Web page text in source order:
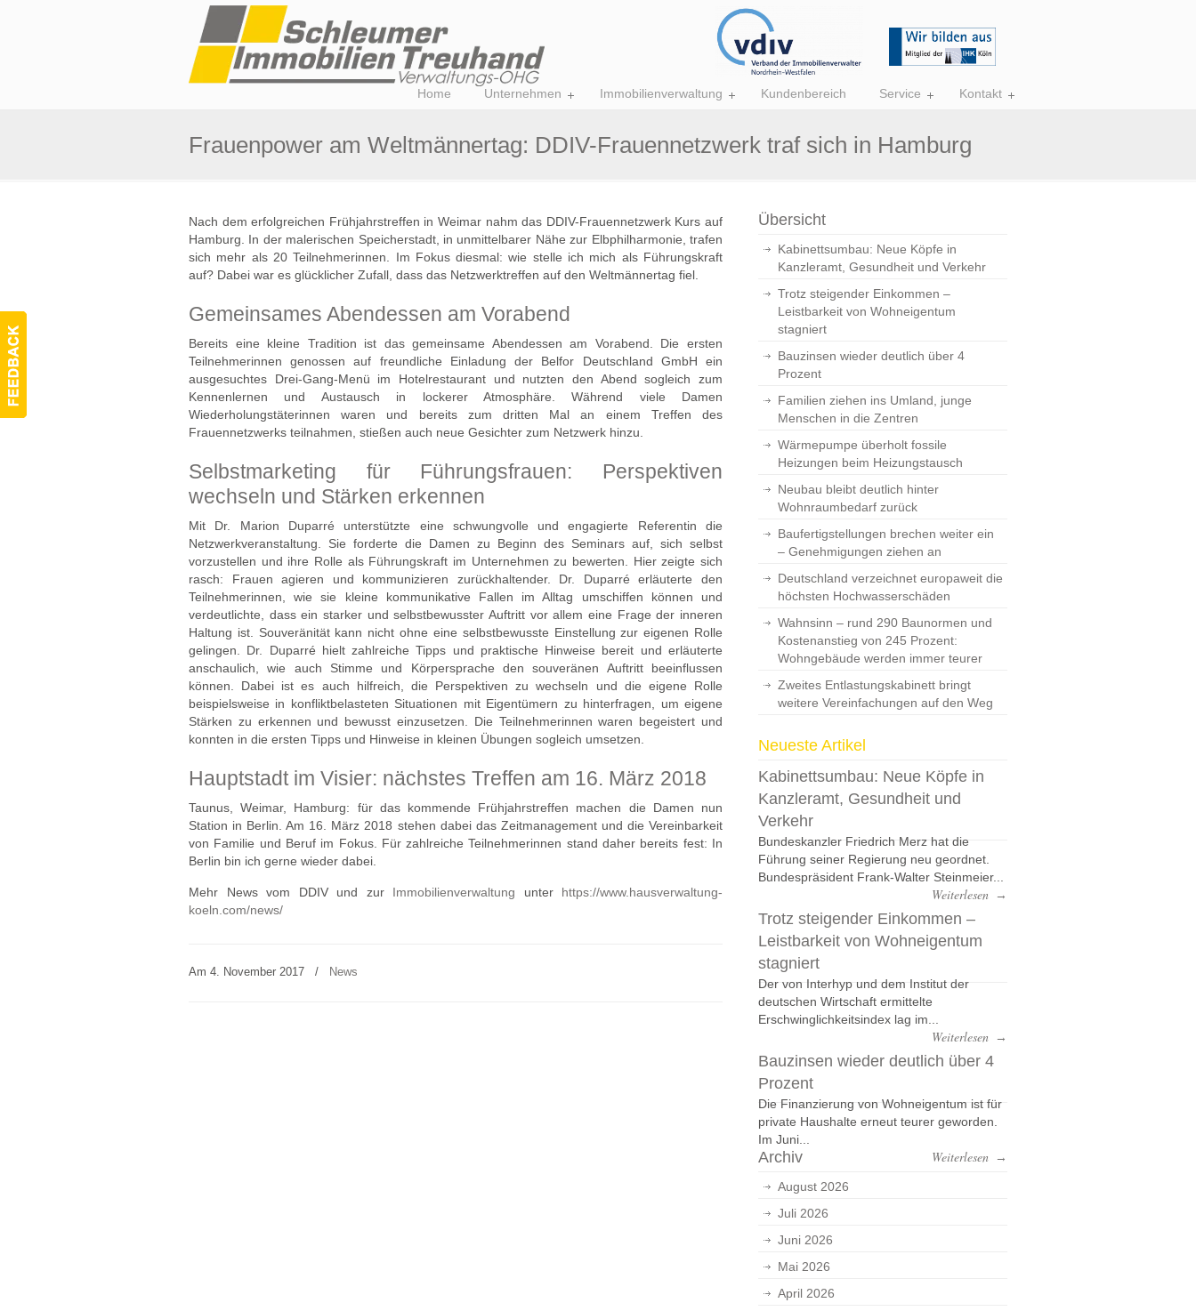
Home Unternehmen Immobilienverwaltung Kundenbereich Service Kontakt
Frauenpower am Weltmännertag: DDIV-Frauennetzwerk traf sich in Hamburg
Nach dem erfolgreichen Frühjahrstreffen in Weimar nahm das DDIV-Frauennetzwerk Kurs auf
Hamburg. In der malerischen Speicherstadt, in unmittelbarer Nähe zur Elbphilharmonie, trafen
sich mehr als 20 Teilnehmerinnen. Im Fokus diesmal: wie stelle ich mich als Führungskraft
auf? Dabei war es glücklicher Zufall, dass das Netzwerktreffen auf den Weltmännertag fiel.
Gemeinsames Abendessen am Vorabend
Bereits eine kleine Tradition ist das gemeinsame Abendessen am Vorabend. Die ersten
Teilnehmerinnen genossen auf freundliche Einladung der Belfor Deutschland GmbH ein
ausgesuchtes Drei-Gang-Menü im Hotelrestaurant und nutzten den Abend sogleich zum
Kennenlernen und Austausch in lockerer Atmosphäre. Während viele Damen
Wiederholungstäterinnen waren und bereits zum dritten Mal an einem Treffen des
Frauennetzwerks teilnahmen, stießen auch neue Gesichter zum Netzwerk hinzu.
Selbstmarketing für Führungsfrauen: Perspektiven
wechseln und Stärken erkennen
Mit Dr. Marion Duparré unterstützte eine schwungvolle und engagierte Referentin die
Netzwerkveranstaltung. Sie forderte die Damen zu Beginn des Seminars auf, sich selbst
vorzustellen und ihre Rolle als Führungskraft im Unternehmen zu bewerten. Hier zeigte sich
rasch: Frauen agieren und kommunizieren zurückhaltender. Dr. Duparré erläuterte den
Teilnehmerinnen, wie sie kleine kommunikative Fallen im Alltag umschiffen können und
verdeutlichte, dass ein starker und selbstbewusster Auftritt vor allem eine Frage der inneren
Haltung ist. Souveränität kann nicht ohne eine selbstbewusste Einstellung zur eigenen Rolle
gelingen. Dr. Duparré hielt zahlreiche Tipps und praktische Hinweise bereit und erläuterte
anschaulich, wie auch Stimme und Körpersprache den souveränen Auftritt beeinflussen
können. Dabei ist es auch hilfreich, die Perspektiven zu wechseln und die eigene Rolle
beispielsweise in konfliktbelasteten Situationen mit Eigentümern zu hinterfragen, um eigene
Stärken zu erkennen und bewusst einzusetzen. Die Teilnehmerinnen waren begeistert und
konnten in die ersten Tipps und Hinweise in kleinen Übungen sogleich umsetzen.
Hauptstadt im Visier: nächstes Treffen am 16. März 2018
Taunus, Weimar, Hamburg: für das kommende Frühjahrstreffen machen die Damen nun
Station in Berlin. Am 16. März 2018 stehen dabei das Zeitmanagement und die Vereinbarkeit
von Familie und Beruf im Fokus. Für zahlreiche Teilnehmerinnen stand daher bereits fest: In
Berlin bin ich gerne wieder dabei.
Mehr News vom DDIV und zur Immobilienverwaltung unter https://www.hausverwaltung-
koeln.com/news/
Am 4. November 2017 / News
Übersicht
Kabinettsumbau: Neue Köpfe in
Kanzleramt, Gesundheit und Verkehr
Trotz steigender Einkommen –
Leistbarkeit von Wohneigentum
stagniert
Bauzinsen wieder deutlich über 4
Prozent
Familien ziehen ins Umland, junge
Menschen in die Zentren
Wärmepumpe überholt fossile
Heizungen beim Heizungstausch
Neubau bleibt deutlich hinter
Wohnraumbedarf zurück
Baufertigstellungen brechen weiter ein
– Genehmigungen ziehen an
Deutschland verzeichnet europaweit die
höchsten Hochwasserschäden
Wahnsinn – rund 290 Baunormen und
Kostenanstieg von 245 Prozent:
Wohngebäude werden immer teurer
Zweites Entlastungskabinett bringt
weitere Vereinfachungen auf den Weg
Neueste Artikel
Kabinettsumbau: Neue Köpfe in
Kanzleramt, Gesundheit und
Verkehr
Bundeskanzler Friedrich Merz hat die
Führung seiner Regierung neu geordnet.
Bundespräsident Frank-Walter Steinmeier...
Weiterlesen →
Trotz steigender Einkommen –
Leistbarkeit von Wohneigentum
stagniert
Der von Interhyp und dem Institut der
deutschen Wirtschaft ermittelte
Erschwinglichkeitsindex lag im...
Weiterlesen →
Bauzinsen wieder deutlich über 4
Prozent
Die Finanzierung von Wohneigentum ist für
private Haushalte erneut teurer geworden.
Im Juni...
Weiterlesen →
Archiv
August 2026
Juli 2026
Juni 2026
Mai 2026
April 2026